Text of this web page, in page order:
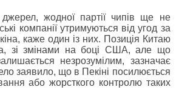
жодної партії чипів ще не
компанії утримуються від угод за
каже один із них. Позиція Китаю
зі змінами на боці США, але що
незрозумілим, зазначає
заявило, що в Пекіні посилюється
або жорсткого контролю таких